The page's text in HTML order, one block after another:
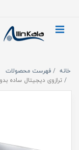
خانه
فهرست محصولات
ترازوی دیجیتال ساده بدون علمک